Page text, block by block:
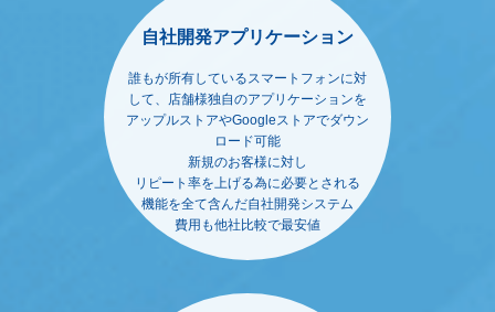
自社開発アプリケーション
誰もが所有しているスマートフォンに対
して、店舗様独自のアプリケーションを
アップルストアやGoogleストアでダウン
ロード可能
新規のお客様に対し
リピート率を上げる為に必要とされる
機能を全て含んだ自社開発システム
費用も他社比較で最安値